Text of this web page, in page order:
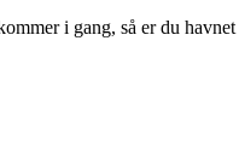
i gang, så er du havnet